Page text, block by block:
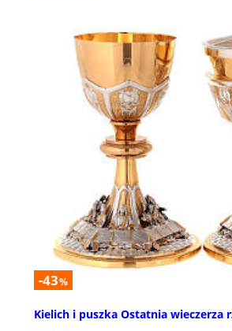
-43%
Kielich i puszka Ostatnia wieczerza